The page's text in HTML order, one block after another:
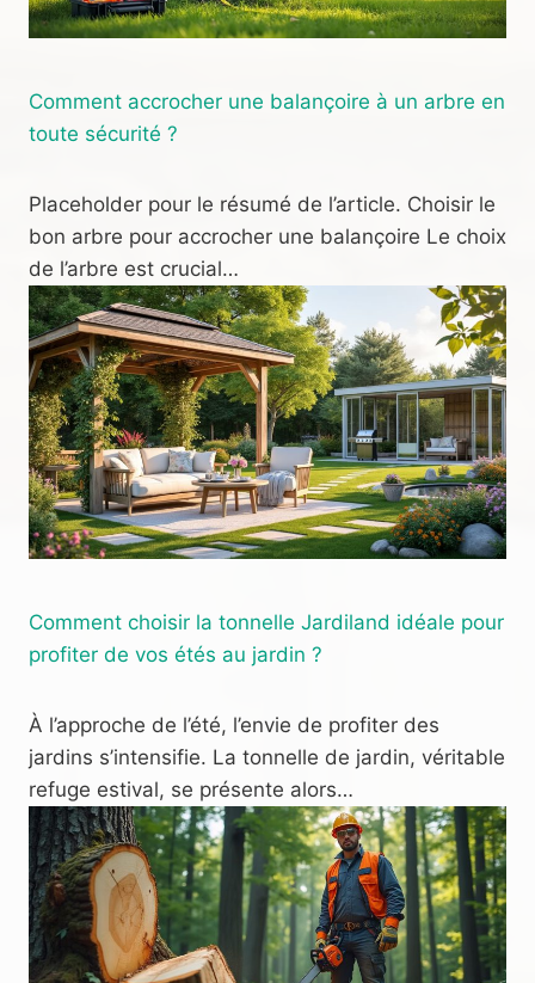
Comment accrocher une balançoire à un arbre en
toute sécurité ?
Placeholder pour le résumé de l’article. Choisir le
bon arbre pour accrocher une balançoire Le choix
de l’arbre est crucial…
Comment choisir la tonnelle Jardiland idéale pour
profiter de vos étés au jardin ?
À l’approche de l’été, l’envie de profiter des
jardins s’intensifie. La tonnelle de jardin, véritable
refuge estival, se présente alors…